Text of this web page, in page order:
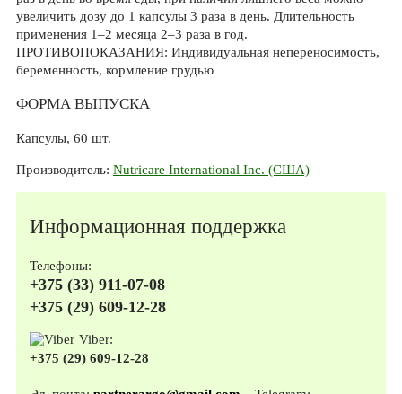
увеличить дозу до 1 капсулы 3 раза в день. Длительность
применения 1–2 месяца 2–3 раза в год.
ПРОТИВОПОКАЗАНИЯ: Индивидуальная непереносимость,
беременность, кормление грудью
ФОРМА ВЫПУСКА
Капсулы, 60 шт.
Производитель: Nutricare International Inc. (США)
Информационная поддержка
Телефоны:
+375 (33) 911-07-08
+375 (29) 609-12-28
Viber:
+375 (29) 609-12-28